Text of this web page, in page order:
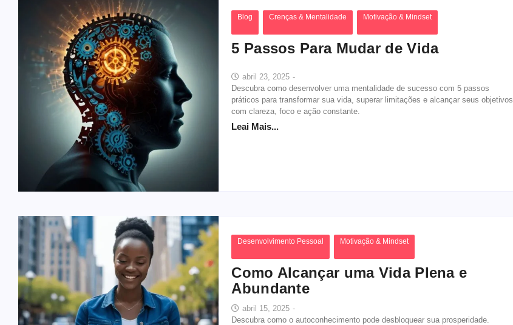
Blog Crenças & Mentalidade Motivação & Mindset
5 Passos Para Mudar de Vida
abril 23, 2025 -
Descubra como desenvolver uma mentalidade de sucesso com 5 passos
práticos para transformar sua vida, superar limitações e alcançar seus objetivos
com clareza, foco e ação constante.
Leai Mais...
Desenvolvimento Pessoal Motivação & Mindset
Como Alcançar uma Vida Plena e
Abundante
abril 15, 2025 -
Descubra como o autoconhecimento pode desbloquear sua prosperidade.